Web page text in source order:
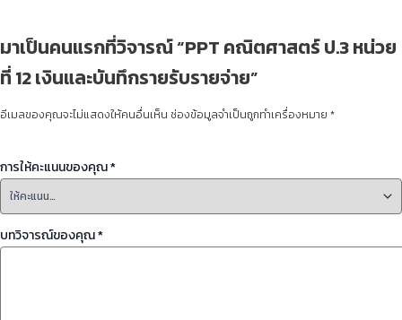
มาเป็นคนแรกที่วิจารณ์ “PPT คณิตศาสตร์ ป.3 หน่วย
ที่ 12 เงินและบันทึกรายรับรายจ่าย”
อีเมลของคุณจะไม่แสดงให้คนอื่นเห็น ช่องข้อมูลจำเป็นถูกทำเครื่องหมาย *
การให้คะแนนของคุณ*
บทวิจารณ์ของคุณ*